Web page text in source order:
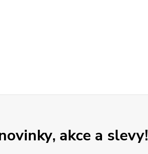
akce a slevy!